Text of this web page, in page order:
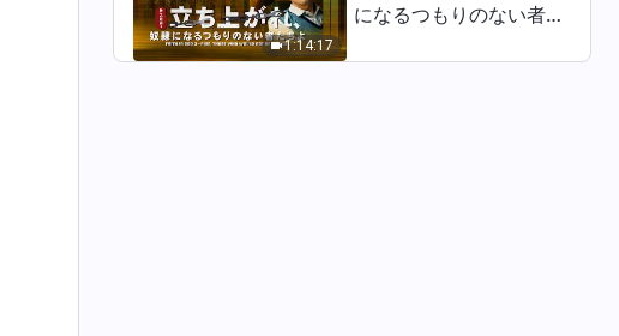
1:14:17
になるつもりのない者た